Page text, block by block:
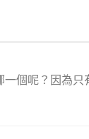
一個呢？因為